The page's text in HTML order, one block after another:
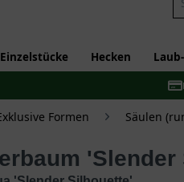
Einzelstücke Hecken
Formen Säulen